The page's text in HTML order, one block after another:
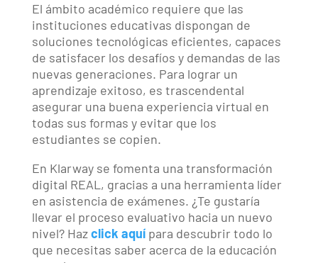
El ámbito académico requiere que las
instituciones educativas dispongan de
soluciones tecnológicas eficientes, capaces
de satisfacer los desafíos y demandas de las
nuevas generaciones. Para lograr un
aprendizaje exitoso, es trascendental
asegurar una buena experiencia virtual en
todas sus formas y evitar que los
estudiantes se copien.
En Klarway se fomenta una transformación
digital REAL, gracias a una herramienta líder
en asistencia de exámenes. ¿Te gustaría
llevar el proceso evaluativo hacia un nuevo
nivel? Hazclick aquípara descubrir todo lo
que necesitas saber acerca de la educación